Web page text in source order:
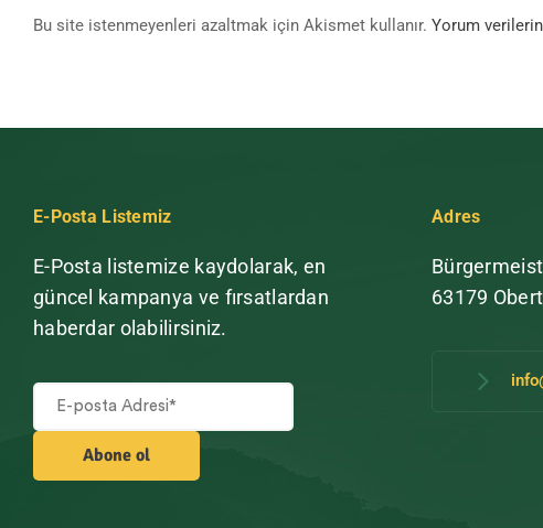
Bu site istenmeyenleri azaltmak için Akismet kullanır. Yorum
E-Posta Listemiz
E-Posta listemize kaydolarak, en
güncel kampanya ve fırsatlardan
haberdar olabilirsiniz.
Adres
63179